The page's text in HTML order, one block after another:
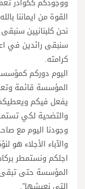
ووجودكم ككوادر
القوة من ايماننا
نحن كلبنانيين
سنبقى رائدين في
كرامته.
اليوم دوركم
المؤسسة قائمة
يفعل فيكم
والتضحية لكي
وجودنا اليوم مع
والآباء الأجلاء
اجلكم ونستمطر
المؤسسة حتى